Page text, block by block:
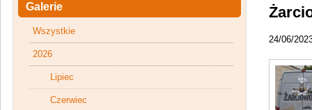
24/06/
Galerie
Wszystkie
2026
Lipiec
Czerwiec